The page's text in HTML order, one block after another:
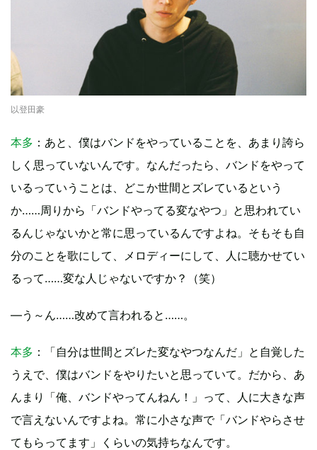
以登田豪
本多 ：あと、僕はバンドをやっていることを、あまり誇ら
しく思っていないんです。なんだったら、バンドをやって
いるっていうことは、どこか世間とズレているという
か……周りから「バンドやってる変なやつ」と思われてい
るんじゃないかと常に思っているんですよね。そもそも自
分のことを歌にして、メロディーにして、人に聴かせてい
るって……変な人じゃないですか？（笑）
—う～ん……改めて言われると……。
本多 ：「自分は世間とズレた変なやつなんだ」と自覚した
うえで、僕はバンドをやりたいと思っていて。だから、あ
んまり「俺、バンドやってんねん！」って、人に大きな声
で言えないんですよね。常に小さな声で「バンドやらさせ
てもらってます」くらいの気持ちなんです。